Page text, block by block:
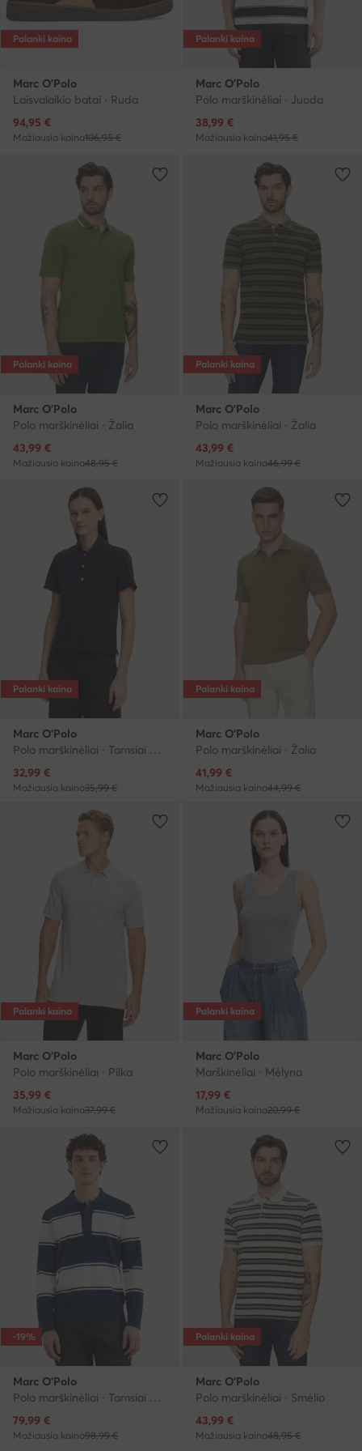
Palanki kaina
Marc O'Polo
Laisvalaikio batai · Ruda
Dabartinė kaina
94,95 €
Mažiausia kaina106,95 €
Palanki kaina
Marc O'Polo
Polo marškinėliai · Juoda
Dabartinė kaina
38,99 €
Mažiausia kaina41,95 €
Palanki kaina
Marc O'Polo
Polo marškinėliai · Žalia
Dabartinė kaina
43,99 €
Mažiausia kaina48,95 €
Palanki kaina
Marc O'Polo
Polo marškinėliai · Žalia
Dabartinė kaina
43,99 €
Mažiausia kaina46,99 €
Palanki kaina
Marc O'Polo
Polo marškinėliai · Tamsiai mėlyna
Dabartinė kaina
32,99 €
Mažiausia kaina35,99 €
Palanki kaina
Marc O'Polo
Polo marškinėliai · Žalia
Dabartinė kaina
41,99 €
Mažiausia kaina44,99 €
Palanki kaina
Marc O'Polo
Polo marškinėliai · Pilka
Dabartinė kaina
35,99 €
Mažiausia kaina37,99 €
Palanki kaina
Marc O'Polo
Marškinėliai · Mėlyna
Dabartinė kaina
17,99 €
Mažiausia kaina20,99 €
-19%
Marc O'Polo
Polo marškinėliai · Tamsiai mėlyna
Dabartinė kaina
79,99 €
Mažiausia kaina98,99 €
Palanki kaina
Marc O'Polo
Polo marškinėliai · Smėlio
Dabartinė kaina
43,99 €
Mažiausia kaina48,95 €